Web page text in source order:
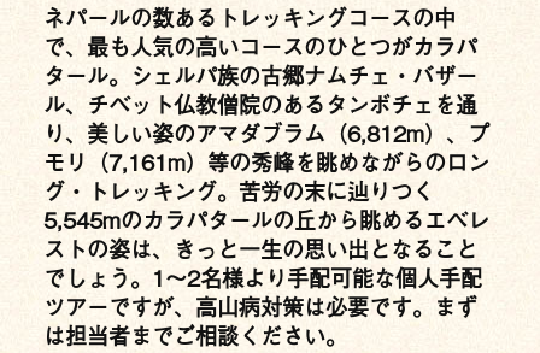
ネパールの数あるトレッキングコースの中
で、最も人気の高いコースのひとつがカラパ
タール。シェルパ族の古郷ナムチェ・バザー
ル、チベット仏教僧院のあるタンボチェを通
り、美しい姿のアマダブラム（6,812m）、プ
モリ（7,161m）等の秀峰を眺めながらのロン
グ・トレッキング。苦労の末に辿りつく
5,545mのカラパタールの丘から眺めるエベレ
ストの姿は、きっと一生の思い出となること
でしょう。1〜2名様より手配可能な個人手配
ツアーですが、高山病対策は必要です。まず
は担当者までご相談ください。